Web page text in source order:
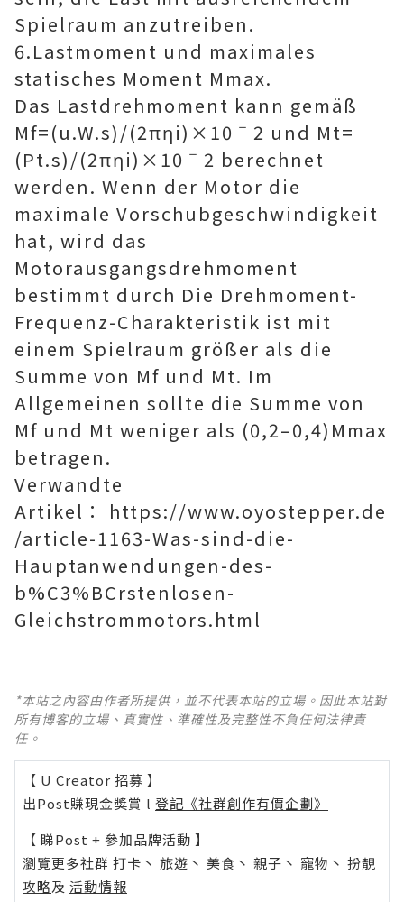
Spielraum anzutreiben.
6.Lastmoment und maximales
statisches Moment Mmax.
Das Lastdrehmoment kann gemäß
Mf=(u.W.s)/(2πηi)×10ˉ2 und Mt=
(Pt.s)/(2πηi)×10ˉ2 berechnet
werden. Wenn der Motor die
maximale Vorschubgeschwindigkeit
hat, wird das
Motorausgangsdrehmoment
bestimmt durch Die Drehmoment-
Frequenz-Charakteristik ist mit
einem Spielraum größer als die
Summe von Mf und Mt. Im
Allgemeinen sollte die Summe von
Mf und Mt weniger als (0,2–0,4)Mmax
betragen.
Verwandte
Artikel： https://www.oyostepper.de
/article-1163-Was-sind-die-
Hauptanwendungen-des-
b%C3%BCrstenlosen-
Gleichstrommotors.html
*本站之內容由作者所提供，並不代表本站的立場。因此本站對
所有博客的立場、真實性、準確性及完整性不負任何法律責
任。
【 U Creator 招募 】
出Post賺現金獎賞 l 登記《社群創作有價企劃》
【 睇Post + 參加品牌活動 】
瀏覽更多社群 打卡 丶 旅遊 丶 美食 丶 親子 丶 寵物 丶 扮靚
攻略及 活動情報